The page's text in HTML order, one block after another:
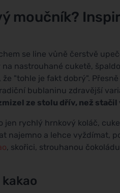
moučník?
se line vůně čerstvě
nastrouhané cuketě,
"tohle je fakt dobrý".
bublaninu zdravější
ze stolu dřív, než
rychlý hrnkový koláč,
najemno a lehce vyždímat,
, skořici, strouhanou